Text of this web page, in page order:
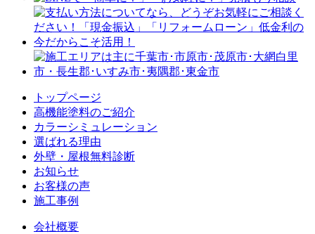
トップページ
⾼機能塗料のご紹介
カラーシミュレーション
選ばれる理由
外壁・屋根無料診断
お知らせ
お客様の声
施⼯事例
会社概要